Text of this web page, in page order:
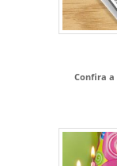
Confira